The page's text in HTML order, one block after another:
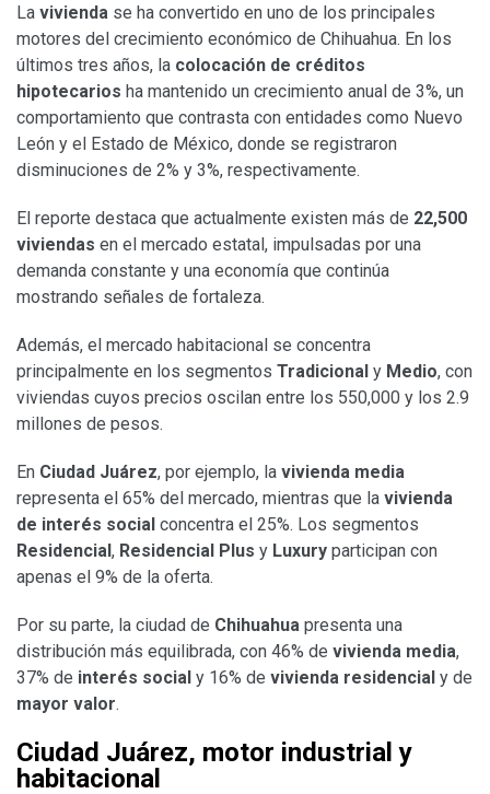
La vivienda se ha convertido en uno de los principales
motores del crecimiento económico de Chihuahua. En los
últimos tres años, la colocación de créditos
hipotecarios ha mantenido un crecimiento anual de 3%, un
comportamiento que contrasta con entidades como Nuevo
León y el Estado de México, donde se registraron
disminuciones de 2% y 3%, respectivamente.
El reporte destaca que actualmente existen más de 22,500
viviendas en el mercado estatal, impulsadas por una
demanda constante y una economía que continúa
mostrando señales de fortaleza.
Además, el mercado habitacional se concentra
principalmente en los segmentos Tradicional y Medio, con
viviendas cuyos precios oscilan entre los 550,000 y los 2.9
millones de pesos.
En Ciudad Juárez, por ejemplo, la vivienda media
representa el 65% del mercado, mientras que la vivienda
de interés social concentra el 25%. Los segmentos
Residencial, Residencial Plus y Luxury participan con
apenas el 9% de la oferta.
Por su parte, la ciudad de Chihuahua presenta una
distribución más equilibrada, con 46% de vivienda media,
37% de interés social y 16% de vivienda residencial y de
mayor valor.
Ciudad Juárez, motor industrial y
habitacional